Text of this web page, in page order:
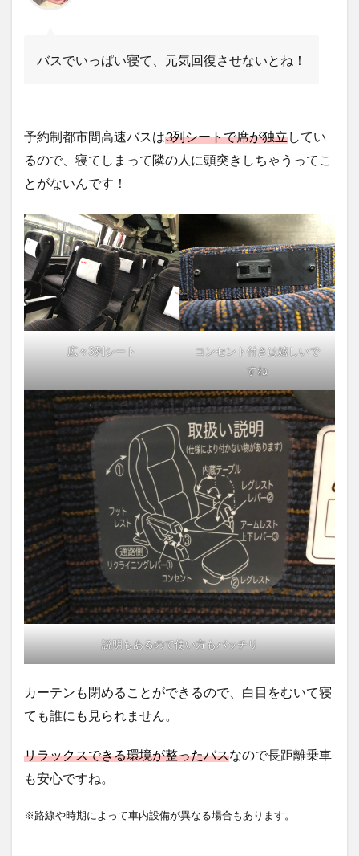
バスでいっぱい寝て、元気回復させないとね！
予約制都市間高速バスは3列シートで席が独立してい
るので、寝てしまって隣の人に頭突きしちゃうってこ
とがないんです！
広々3列シート
コンセント付きは嬉しいで
すね
説明もあるので使い方もバッチリ
カーテンも閉めることができるので、白目をむいて寝
ても誰にも見られません。
リラックスできる環境が整ったバスなので長距離乗車
も安心ですね。
※路線や時期によって車内設備が異なる場合もあります。